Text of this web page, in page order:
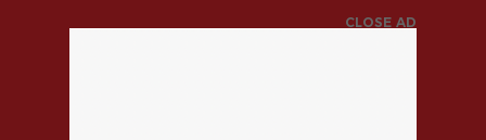
CLOSE AD